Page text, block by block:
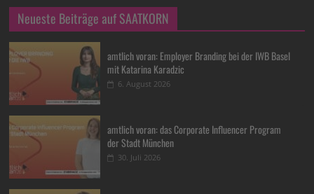
Neueste Beiträge auf SAATKORN
amtlich voran: Employer Branding bei der IWB Basel
mit Katarina Karadzic
6. August 2026
amtlich voran: das Corporate Influencer Program
der Stadt München
30. Juli 2026